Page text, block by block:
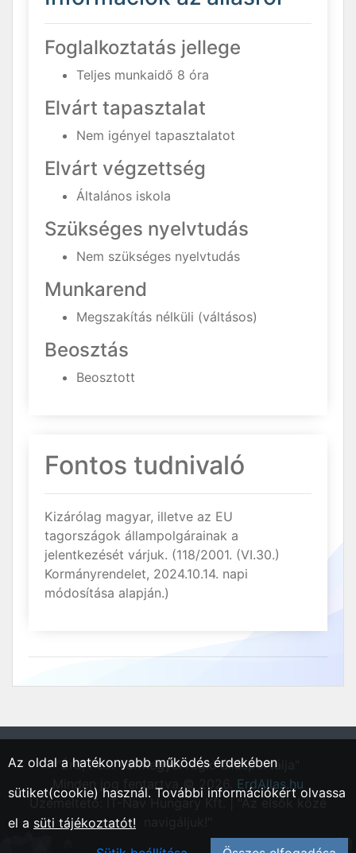
Foglalkoztatás jellege
Teljes munkaidő 8 óra
Elvárt tapasztalat
Nem igényel tapasztalatot
Elvárt végzettség
Általános iskola
Szükséges nyelvtudás
Nem szükséges nyelvtudás
Munkarend
Megszakítás nélküli (váltásos)
Beosztás
Beosztott
Fontos tudnivaló
Kizárólag magyar, illetve az EU
tagországok állampolgárainak a
jelentkezését várjuk. (118/2001. (VI.30.)
Kormányrendelet, 2024.10.14. napi
módosítása alapján.)
"Érd, Pest vármegyei régió állásportálja"
Minden jog fentartva © 2026. ErdAllas.hu
Üzemeltető: IT-Nav Hungary Kft. | "Az elsők közé
Az oldal a hatékonyabb működés érdekében
sütiket(cookie) használ. További információkért olvassa
el a süti tájékoztatót!